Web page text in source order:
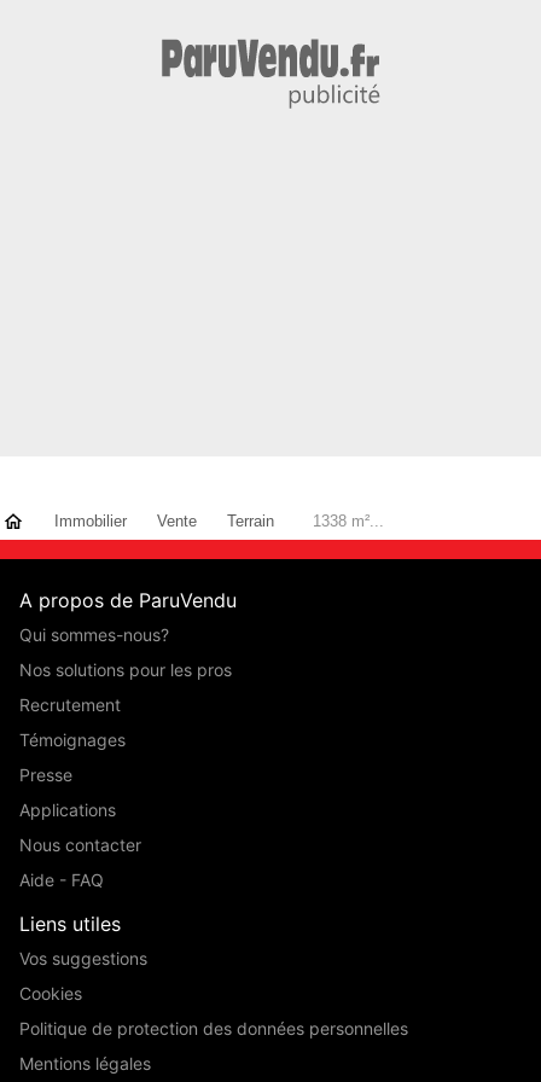
Immobilier Vente Terrain 1338 m²...
A propos de ParuVendu
Qui sommes-nous?
Nos solutions pour les pros
Recrutement
Témoignages
Presse
Applications
Nous contacter
Aide - FAQ
Liens utiles
Vos suggestions
Cookies
Politique de protection des données personnelles
Mentions légales